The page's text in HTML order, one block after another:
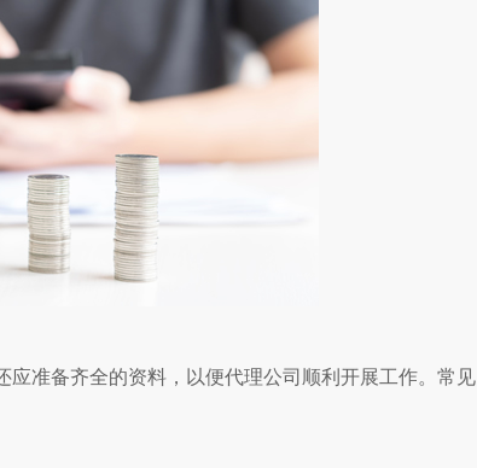
准备齐全的资料，以便代理公司顺利开展工作。常见